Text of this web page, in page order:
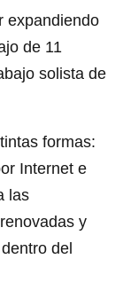
expandiendo
de 11
solista de
formas:
Internet e
las
y
del